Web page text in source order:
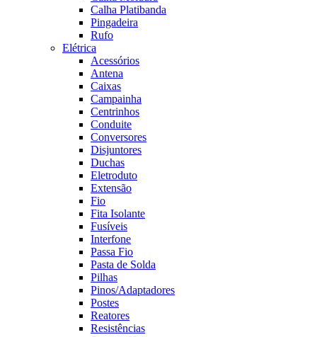
Calha Platibanda
Pingadeira
Rufo
Elétrica
Acessórios
Antena
Caixas
Campainha
Centrinhos
Conduite
Conversores
Disjuntores
Duchas
Eletroduto
Extensão
Fio
Fita Isolante
Fusíveis
Interfone
Passa Fio
Pasta de Solda
Pilhas
Pinos/Adaptadores
Postes
Reatores
Resistências